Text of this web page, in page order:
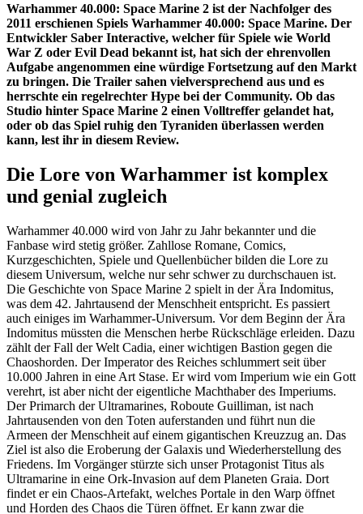
Warhammer 40.000: Space Marine 2 ist der Nachfolger des
2011 erschienen Spiels Warhammer 40.000: Space Marine. Der
Entwickler Saber Interactive, welcher für Spiele wie World
War Z oder Evil Dead bekannt ist, hat sich der ehrenvollen
Aufgabe angenommen eine würdige Fortsetzung auf den Markt
zu bringen. Die Trailer sahen vielversprechend aus und es
herrschte ein regelrechter Hype bei der Community. Ob das
Studio hinter Space Marine 2 einen Volltreffer gelandet hat,
oder ob das Spiel ruhig den Tyraniden überlassen werden
kann, lest ihr in diesem Review.
Die Lore von Warhammer ist komplex
und genial zugleich
Warhammer 40.000 wird von Jahr zu Jahr bekannter und die
Fanbase wird stetig größer. Zahllose Romane, Comics,
Kurzgeschichten, Spiele und Quellenbücher bilden die Lore zu
diesem Universum, welche nur sehr schwer zu durchschauen ist.
Die Geschichte von Space Marine 2 spielt in der Ära Indomitus,
was dem 42. Jahrtausend der Menschheit entspricht. Es passiert
auch einiges im Warhammer-Universum. Vor dem Beginn der Ära
Indomitus müssten die Menschen herbe Rückschläge erleiden. Dazu
zählt der Fall der Welt Cadia, einer wichtigen Bastion gegen die
Chaoshorden. Der Imperator des Reiches schlummert seit über
10.000 Jahren in eine Art Stase. Er wird vom Imperium wie ein Gott
verehrt, ist aber nicht der eigentliche Machthaber des Imperiums.
Der Primarch der Ultramarines, Roboute Guilliman, ist nach
Jahrtausenden von den Toten auferstanden und führt nun die
Armeen der Menschheit auf einem gigantischen Kreuzzug an. Das
Ziel ist also die Eroberung der Galaxis und Wiederherstellung des
Friedens. Im Vorgänger stürzte sich unser Protagonist Titus als
Ultramarine in eine Ork-Invasion auf dem Planeten Graia. Dort
findet er ein Chaos-Artefakt, welches Portale in den Warp öffnet
und Horden des Chaos die Türen öffnet. Er kann zwar die